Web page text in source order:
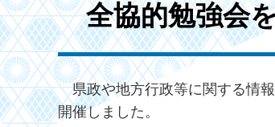
全協的勉強会
県政や地方行政等に関する情
開催しました。